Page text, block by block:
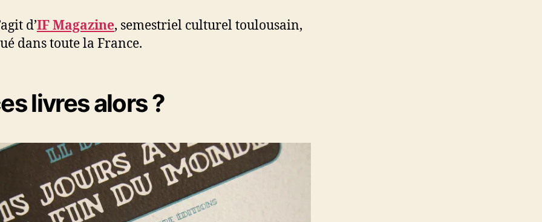
d’IF Magazine, semestriel culturel toulousain,
dans toute la France.
livres alors ?